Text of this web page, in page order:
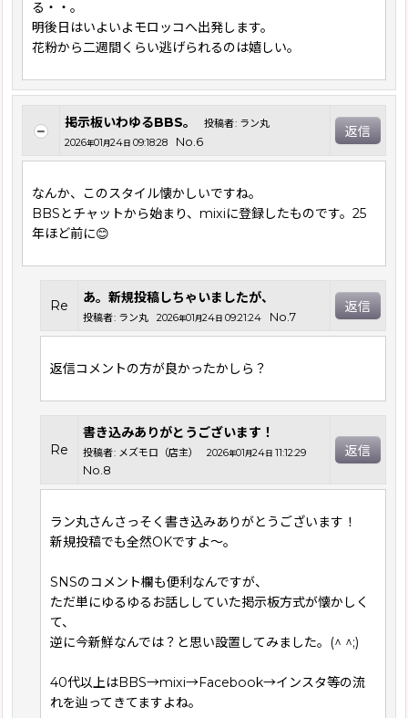
る・・。
明後日はいよいよモロッコへ出発します。
花粉から二週間くらい逃げられるのは嬉しい。
掲示板いわゆるBBS。 投稿者: ラン丸
2026年01 月24日 09:18:28 No.6
返信
なんか、このスタイル懐かしいですね。
BBSとチャットから始まり、mixiに登録したものです。25
年ほど前に😊
Re あ。新規投稿しちゃいましたが、
投稿者: ラン丸 2026年01 月24日 09:21:24 No.7
返信
返信コメントの方が良かったかしら？
Re
書き込みありがとうございます！
投稿者: メズモロ（店主） 2026年01 月24日 11:12:29
No.8
返信
ラン丸さんさっそく書き込みありがとうございます！
新規投稿でも全然OKですよ〜。
SNSのコメント欄も便利なんですが、
ただ単にゆるゆるお話ししていた掲示板方式が懐かしく
て、
逆に今新鮮なんでは？と思い設置してみました。(^ ^;)
40代以上はBBS→mixi→Facebook→インスタ等の流
れを辿ってきてますよね。